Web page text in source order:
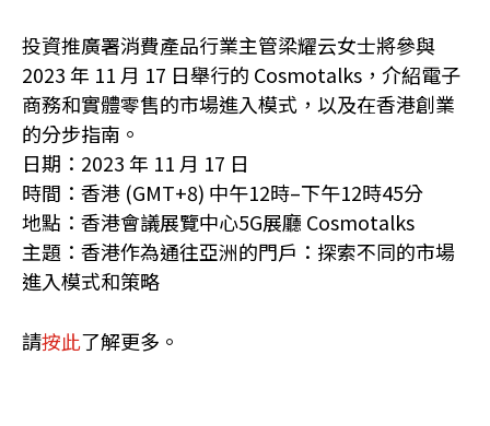
投資推廣署消費產品行業主管梁耀云女士將參與
2023 年 11 月 17 日舉行的 Cosmotalks，介紹電子
商務和實體零售的市場進入模式，以及在香港創業
的分步指南。
日期：2023 年 11 月 17 日
時間：香港 (GMT+8) 中午12時–下午12時45分
地點：香港會議展覽中心5G展廳 Cosmotalks
主題：香港作為通往亞洲的門戶：探索不同的市場
進入模式和策略
請按此了解更多。